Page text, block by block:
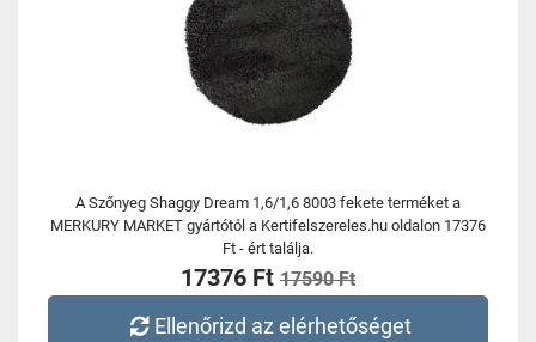
A Szőnyeg Shaggy Dream 1,6/1,6 8003 fekete terméket a
MERKURY MARKET gyártótól a Kertifelszereles.hu oldalon 17376
Ft - ért találja.
17376 Ft 17590 Ft
Ellenőrizd az elérhetőséget